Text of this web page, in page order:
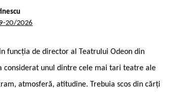
20/2026
funcția de director al Teatrului Odeon din
considerat unul dintre cele mai tari teatre ale
atmosferă, atitudine. Trebuia scos din cărți